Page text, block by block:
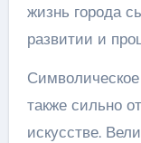
жизнь города
развитии и
также сильно
искусстве.